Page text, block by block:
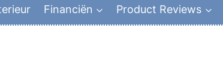
Financiën Product Reviews